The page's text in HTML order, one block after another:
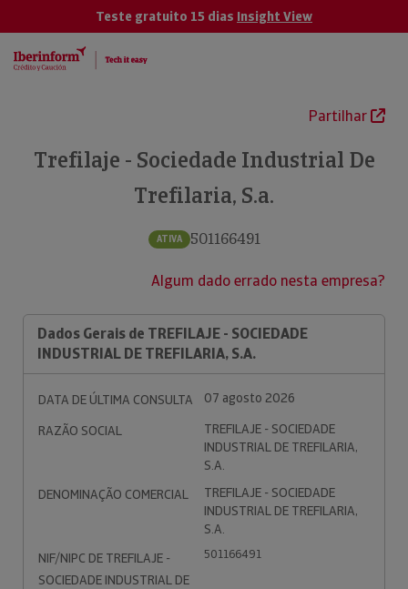
Teste gratuito 15 dias Insight View
Partilhar
Trefilaje - Sociedade Industrial De
Trefilaria, S.a.
ATIVA 501166491
Algum dado errado nesta empresa?
Dados Gerais de TREFILAJE - SOCIEDADE
INDUSTRIAL DE TREFILARIA, S.A.
DATA DE ÚLTIMA CONSULTA
07 agosto 2026
RAZÃO SOCIAL
TREFILAJE - SOCIEDADE
INDUSTRIAL DE TREFILARIA,
S.A.
DENOMINAÇÃO COMERCIAL
TREFILAJE - SOCIEDADE
INDUSTRIAL DE TREFILARIA,
S.A.
NIF/NIPC DE TREFILAJE -
SOCIEDADE INDUSTRIAL DE
501166491